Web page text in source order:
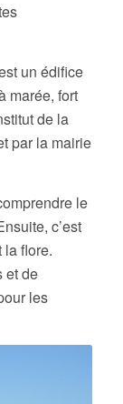
un édifice
marée, fort
de la
par la mairie
le
c’est
la flore.
et de
les